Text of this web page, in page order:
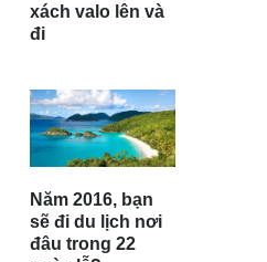
xách valo lên và
đi
Năm 2016, bạn
sẽ đi du lịch nơi
đâu trong 22